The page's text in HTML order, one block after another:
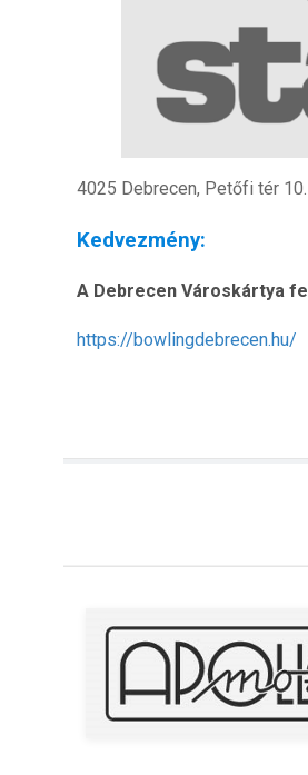
4025 Debrecen, Petőfi tér 10.
Kedvezmény:
A Debrecen Városkártya
https://bowlingdebrecen.hu/